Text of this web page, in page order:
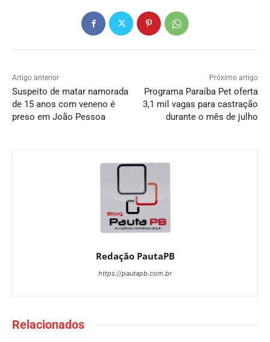
Artigo anterior
Suspeito de matar namorada
de 15 anos com veneno é
preso em João Pessoa
Próximo artigo
Programa Paraíba Pet oferta
3,1 mil vagas para castração
durante o mês de julho
Redação PautaPB
https://pautapb.com.br
Relacionados